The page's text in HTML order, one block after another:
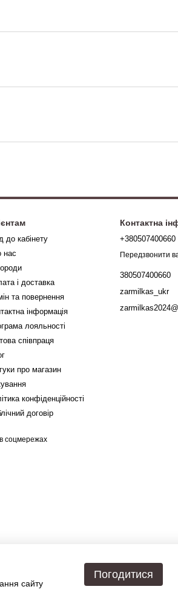
до кабінету
нас
і доставка
та повернення
інформація
лояльності
співпраця
про магазин
конфіденційності
договір
соцмережах
Контактна
+380507400660
Передзвонити
380507400660
zarmilkas_ukr
сайту
Погодитися